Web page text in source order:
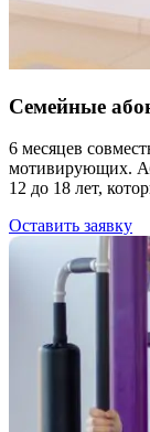
Семейные
6 месяцев
мотивирующих.
12 до 18 лет,
Оставить заявку